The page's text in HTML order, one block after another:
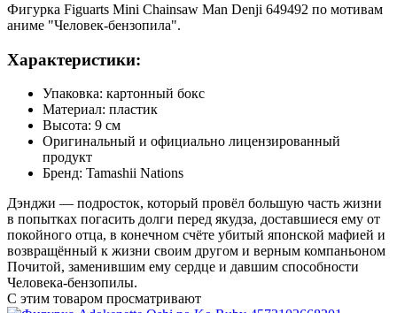
Фигурка Figuarts Mini Chainsaw Man Denji 649492 по мотивам
аниме "Человек-бензопила".
Характеристики:
Упаковка: картонный бокс
Материал: пластик
Высота: 9 см
Оригинальный и официально лицензированный
продукт
Бренд: Tamashii Nations
Дэнджи — подросток, который провёл большую часть жизни
в попытках погасить долги перед якудза, доставшиеся ему от
покойного отца, в конечном счёте убитый японской мафией и
возвращённый к жизни своим другом и верным компаньоном
Почитой, заменившим ему сердце и давшим способности
Человека-бензопилы.
С этим товаром просматривают